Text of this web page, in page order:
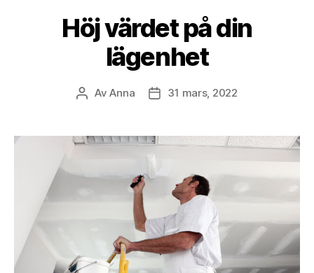
Höj värdet på din
lägenhet
Inläggsförfattare
AvAnna Inläggsdatum
31 mars, 2022